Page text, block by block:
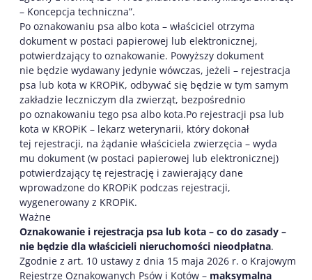
– Koncepcja techniczna”.
Po oznakowaniu psa albo kota – właściciel otrzyma
dokument w postaci papierowej lub elektronicznej,
potwierdzający to oznakowanie. Powyższy dokument
nie będzie wydawany jedynie wówczas, jeżeli – rejestracja
psa lub kota w KROPiK, odbywać się będzie w tym samym
zakładzie leczniczym dla zwierząt, bezpośrednio
po oznakowaniu tego psa albo kota.Po rejestracji psa lub
kota w KROPiK – lekarz weterynarii, który dokonał
tej rejestracji, na żądanie właściciela zwierzęcia – wyda
mu dokument (w postaci papierowej lub elektronicznej)
potwierdzający tę rejestrację i zawierający dane
wprowadzone do KROPiK podczas rejestracji,
wygenerowany z KROPiK.
Ważne
Oznakowanie i rejestracja psa lub kota – co do zasady –
nie będzie dla właścicieli nieruchomości nieodpłatna.
Zgodnie z art. 10 ustawy z dnia 15 maja 2026 r. o Krajowym
Rejestrze Oznakowanych Psów i Kotów – maksymalna